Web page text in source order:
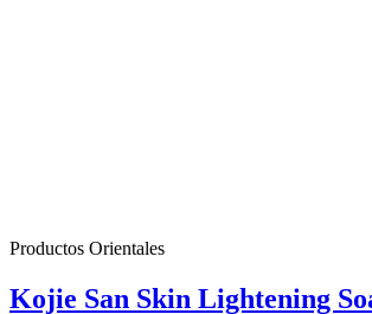
Productos Orientales
Kojie San Skin Lightening